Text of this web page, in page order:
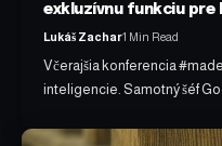
exkluzívnu funkciu pre
Lukáš Zachar1 Min Read
Včerajšia konferencia
inteligencie. Samotný šéf